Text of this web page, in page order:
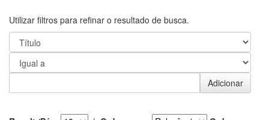
Utilizar filtros para refinar o resultado de busca.